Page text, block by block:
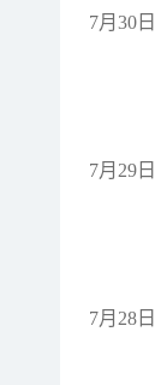
7月30日
7月29日
7月28日